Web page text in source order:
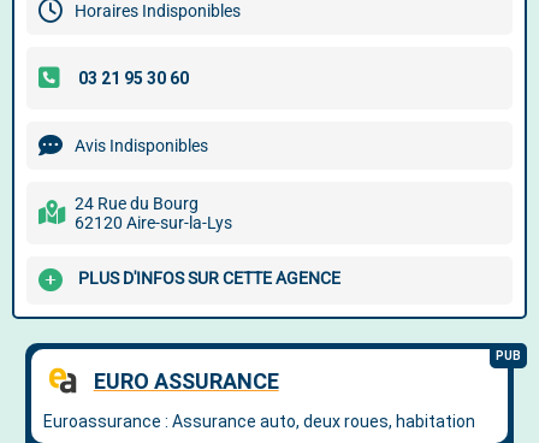
Horaires Indisponibles
Avis Indisponibles
24 Rue du Bourg
62120 Aire-sur-la-Lys
PLUS D'INFOS SUR CETTE AGENCE